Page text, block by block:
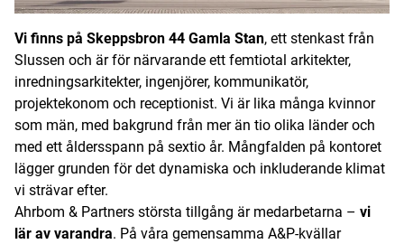
Vi finns på Skeppsbron 44 Gamla Stan, ett stenkast från
Slussen och är för närvarande ett femtiotal arkitekter,
inredningsarkitekter, ingenjörer, kommunikatör,
projektekonom och receptionist. Vi är lika många kvinnor
som män, med bakgrund från mer än tio olika länder och
med ett åldersspann på sextio år. Mångfalden på kontoret
lägger grunden för det dynamiska och inkluderande klimat
vi strävar efter.
Ahrbom & Partners största tillgång är medarbetarna – vi
lär av varandra. På våra gemensamma A&P-kvällar